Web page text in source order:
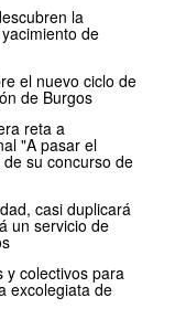
la
de
el nuevo ciclo de
de Burgos
reta a
"A pasar el
su concurso de
casi duplicará
un servicio de
y colectivos para
excolegiata de